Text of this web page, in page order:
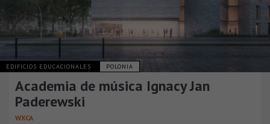
EDIFICIOS EDUCACIONALES POLONIA
Academia de música Ignacy Jan
Paderewski
WXCA